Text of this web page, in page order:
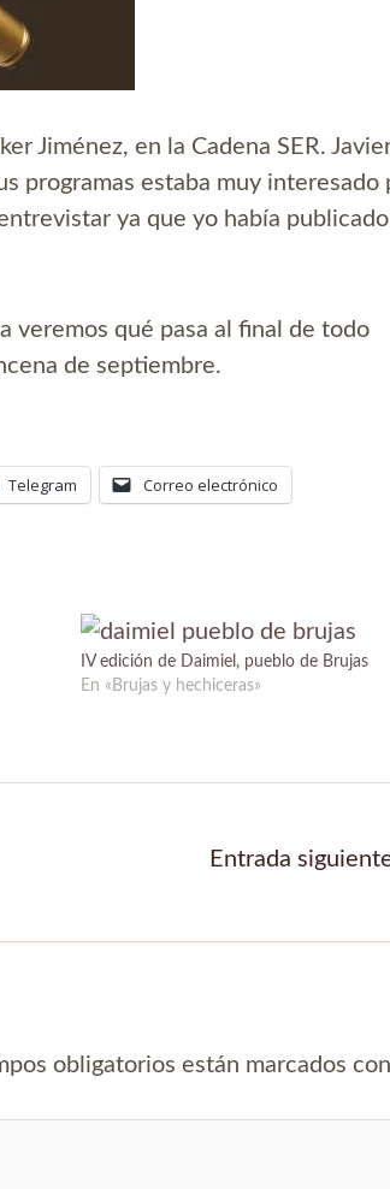
Jiménez, en la Cadena SER.
programas estaba muy interesado
ya que yo había publicado
veremos qué pasa al final de todo
de septiembre.
Telegram Correo electrónico
IV edición de Daimiel, pueblo de Brujas
En «Brujas y hechiceras»
Entrada
obligatorios están marcados